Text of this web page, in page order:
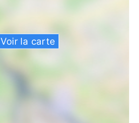
Voir la carte